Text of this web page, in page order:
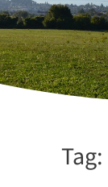
Tag: